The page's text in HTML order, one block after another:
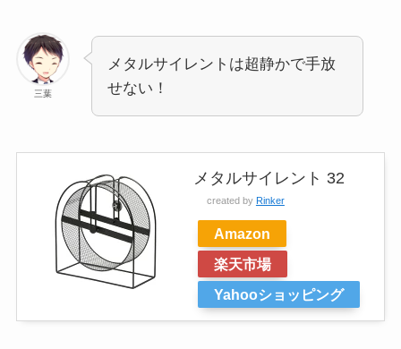
三葉
メタルサイレントは超静かで手放
せない！
メタルサイレント 32
created by Rinker
Amazon
楽天市場
Yahooショッピング